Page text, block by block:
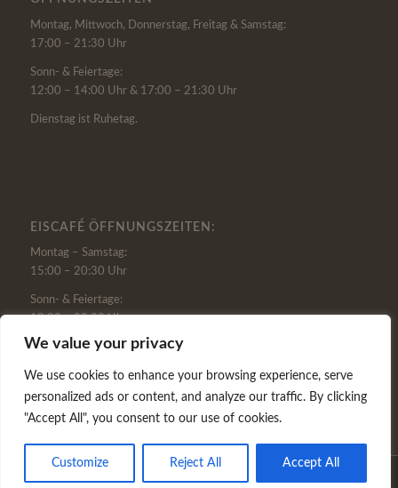
We value your privacy
We use cookies to enhance your browsing experience, serve
personalized ads or content, and analyze our traffic. By clicking
"Accept All", you consent to our use of cookies.
Customize Reject All Accept All
Montag, Mittwoch, Donnerstag, Freitag & Samstag:
17:00 – 21:30 Uhr
Sonn- & Feiertage:
12:00 – 14:00 Uhr & 17:00 – 21:30 Uhr
Dienstag ist Ruhetag.
EISCAFÉ ÖFFNUNGSZEITEN:
Montag – Samstag:
15:00 – 20:30 Uhr
Sonn- & Feiertage:
13:00 – 20:30 Uhr
Dienstag ist Ruhetag.